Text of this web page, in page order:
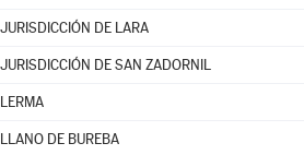
JURISDICCIÓN DE LARA
JURISDICCIÓN DE SAN ZADORNIL
LERMA
LLANO DE BUREBA